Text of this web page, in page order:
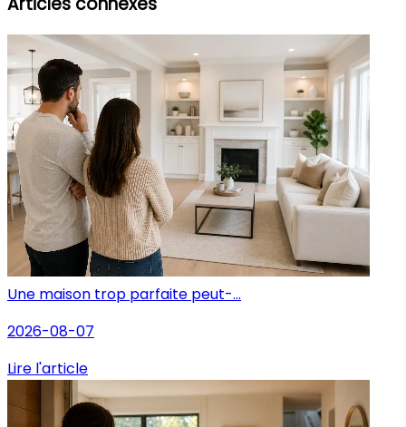
Une maison trop parfaite peut-...
2026-08-07
Lire l'article